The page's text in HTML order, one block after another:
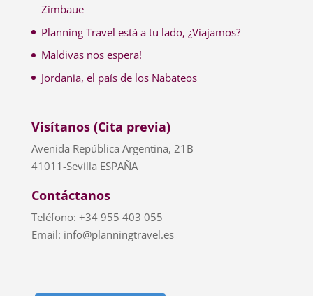
Zimbaue
Planning Travel está a tu lado, ¿Viajamos?
Maldivas nos espera!
Jordania, el país de los Nabateos
Visítanos (Cita previa)
Avenida República Argentina, 21B
41011-Sevilla ESPAÑA
Contáctanos
Teléfono: +34 955 403 055
Email: info@planningtravel.es